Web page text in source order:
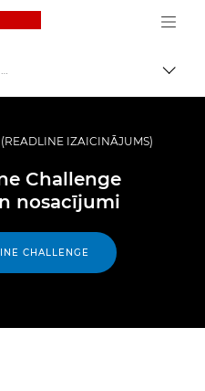
Canon Logo, back to
programmas
Redline Challenge: fotogrāfiju konkurss
Redline Challenge: noteikumi un nosacījumi
IZAICINĀJUMS)
Challenge
nosacījumi
CHALLENGE